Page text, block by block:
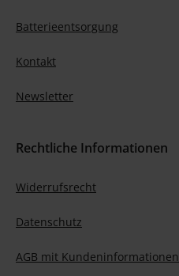
Batterieentsorgung
Kontakt
Newsletter
Rechtliche Informationen
Widerrufsrecht
Datenschutz
AGB mit Kundeninformationen